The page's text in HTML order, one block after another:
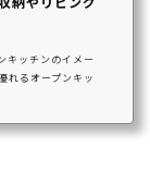
キッチンのイメー
れるオープンキッ